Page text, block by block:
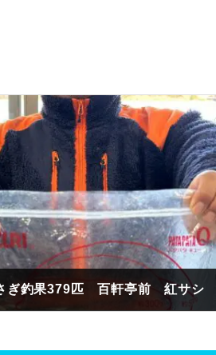
釣果379匹 百軒亭前 紅サシ